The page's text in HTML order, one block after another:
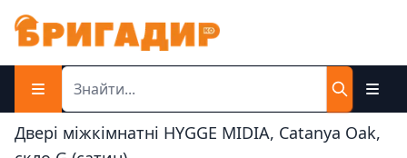
Двері міжкімнатні HYGGE MIDIA, Catanya Oak,